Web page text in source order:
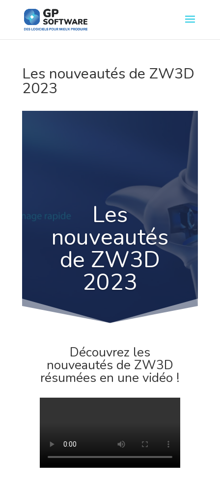
Les nouveautés de ZW3D
2023
Les
nouveautés
de ZW3D
2023
Découvrez les
nouveautés de ZW3D
résumées en une vidéo !